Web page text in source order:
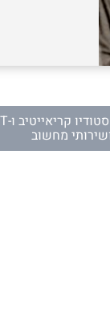
קריאייטיב ו-
מחשוב